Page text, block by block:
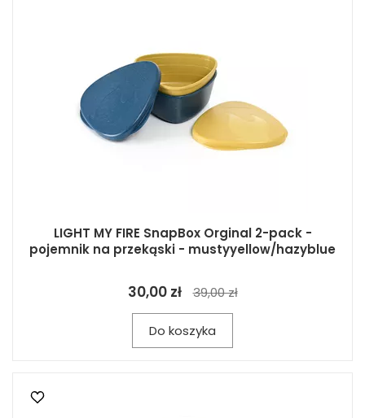
LIGHT MY FIRE SnapBox Orginal 2-pack -
pojemnik na przekąski - mustyyellow/hazyblue
30,00 zł 39,00 zł
Do koszyka